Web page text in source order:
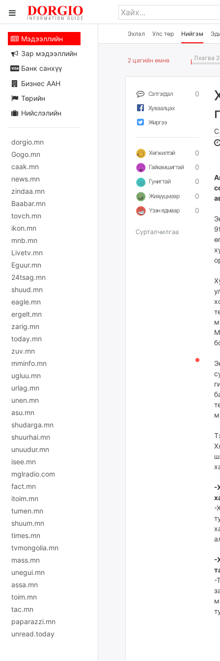
Эхлэл Улс төр Нийгэм
Мэдээллийн
Зар мэдээллийн
Банк санхүү
Бизнес ААН
Төрийн
Нийслэлийн
dorgio.mn
Gogo.mn
caak.mn
news.mn
zindaa.mn
Baabar.mn
tovch.mn
ikon.mn
mnb.mn
Livetv.mn
Eguur.mn
24tsag.mn
shuud.mn
eagle.mn
ergelt.mn
zarig.mn
today.mn
zuv.mn
mminfo.mn
ugluu.mn
urlag.mn
unen.mn
asu.mn
shudarga.mn
shuurhai.mn
unuudur.mn
isee.mn
mglradio.com
fact.mn
itoim.mn
tumen.mn
shuum.mn
times.mn
tvmongolia.mn
mass.mn
unegui.mn
assa.mn
toim.mn
tac.mn
paparazzi.mn
unread.today
2 цагийн өмнө Лхагва
Сэтгэгдэл 0
Хуваалцах
Жиргээ
Хөгжилтэй 0
Гайхамшигтай 0
Гунигтай 0
Жихүүцмээр 0
Үзэн ядмаар 0
Сурталчилгаа
-
-
-
-